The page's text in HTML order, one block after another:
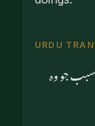
URDU
جو وہ